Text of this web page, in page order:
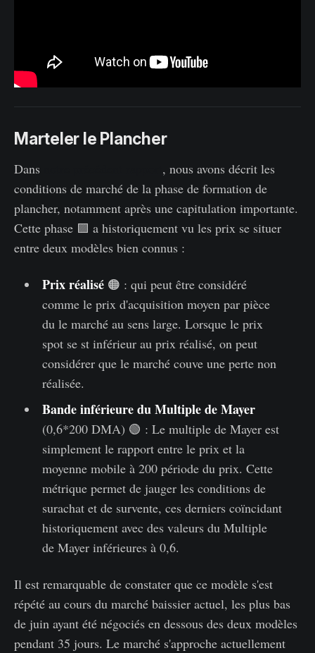
Marteler le Plancher
Dans
, nous avons décrit les
conditions de marché de la phase de formation de
plancher, notamment après une capitulation importante.
Cette phase 🟪 a historiquement vu les prix se situer
entre deux modèles bien connus :
Prix réalisé🟠 : qui peut être considéré
comme le prix d'acquisition moyen par pièce
du le marché au sens large. Lorsque le prix
spot se st inférieur au prix réalisé, on peut
considérer que le marché couve une perte non
réalisée.
Bande inférieure du Multiple de Mayer
(0,6*200 DMA) 🟢 : Le multiple de Mayer est
simplement le rapport entre le prix et la
moyenne mobile à 200 période du prix. Cette
métrique permet de jauger les conditions de
surachat et de survente, ces derniers coïncidant
historiquement avec des valeurs du Multiple
de Mayer inférieures à 0,6.
Il est remarquable de constater que ce modèle s'est
répété au cours du marché baissier actuel, les plus bas
de juin ayant été négociés en dessous des deux modèles
pendant 35 jours. Le marché s'approche actuellement